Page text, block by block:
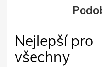
Nejlepší pro
všechny